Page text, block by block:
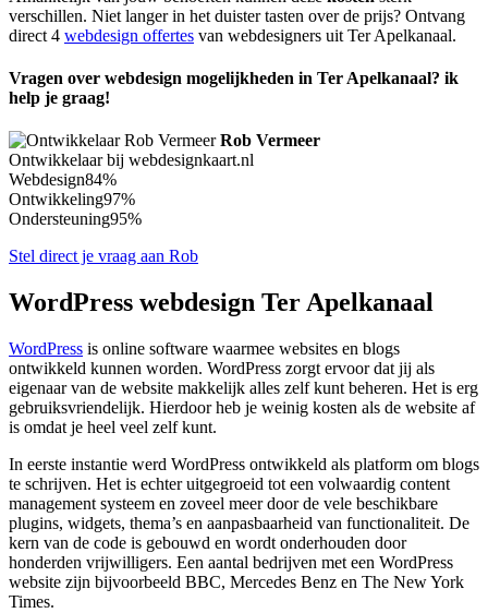
verschillen. Niet langer in het duister tasten over de prijs? Ontvang
direct 4 webdesign offertes van webdesigners uit Ter Apelkanaal.
Vragen over webdesign mogelijkheden in Ter Apelkanaal? ik
help je graag!
Rob Vermeer
Ontwikkelaar bij webdesignkaart.nl
Webdesign84%
Ontwikkeling97%
Ondersteuning95%
Stel direct je vraag aan Rob
WordPress webdesign Ter Apelkanaal
WordPress is online software waarmee websites en blogs
ontwikkeld kunnen worden. WordPress zorgt ervoor dat jij als
eigenaar van de website makkelijk alles zelf kunt beheren. Het is erg
gebruiksvriendelijk. Hierdoor heb je weinig kosten als de website af
is omdat je heel veel zelf kunt.
In eerste instantie werd WordPress ontwikkeld als platform om blogs
te schrijven. Het is echter uitgegroeid tot een volwaardig content
management systeem en zoveel meer door de vele beschikbare
plugins, widgets, thema’s en aanpasbaarheid van functionaliteit. De
kern van de code is gebouwd en wordt onderhouden door
honderden vrijwilligers. Een aantal bedrijven met een WordPress
website zijn bijvoorbeeld BBC, Mercedes Benz en The New York
Times.